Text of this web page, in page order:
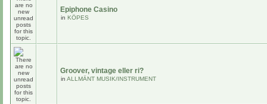
Epiphone Casino
in KÖPES
Groover, vintage eller ri?
in ALLMÄNT MUSIK/INSTRUMENT